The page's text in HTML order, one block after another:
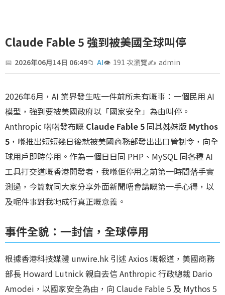
Claude Fable 5 強到被美國全球叫停
2026年06月14日 06:49 AI 191 次瀏覽 admin
2026年6月，AI 業界發生咗一件前所未有嘅事：一個民用 AI
模型，強到要被美國政府以「國家安全」為由叫停。
Anthropic 啱啱發布嘅 Claude Fable 5 同其姊妹版 Mythos
5 ，喺推出短短幾日後就被美國商務部發出出口管制令，向全
球用戶即時停用。作為一個日日同 PHP、MySQL 同各種 AI
工具打交道嘅香港開發者，我喺佢停用之前第一時間落手實
測過，今篇就同大家分享外面新聞唔會講嘅第一手心得，以
及呢件事對我哋成行真正嘅意義。
事件全貌：一封信，全球停用
根據香港科技媒體 unwire.hk 引述 Axios 嘅報道，美國商務
部長 Howard Lutnick 親自去信 Anthropic 行政總裁 Dario
Amodei，以國家安全為由，向 Claude Fable 5 及 Mythos 5